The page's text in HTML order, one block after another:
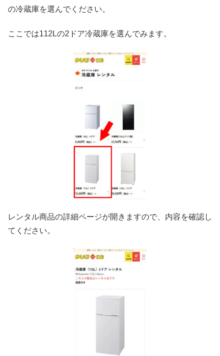
の冷蔵庫を選んでください。
ここでは112Lの2ドア冷蔵庫を選んでみます。
レンタル商品の詳細ページが開きますので、内容を確認し
てください。